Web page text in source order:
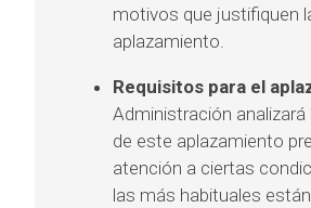
motivos que justifiquen
aplazamiento.
Requisitos para el
Administración analizará
de este aplazamiento
atención a ciertas
las más habituales